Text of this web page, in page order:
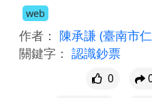
web
作者： 陳承謙 (臺南市
關鍵字： 認識鈔票
0